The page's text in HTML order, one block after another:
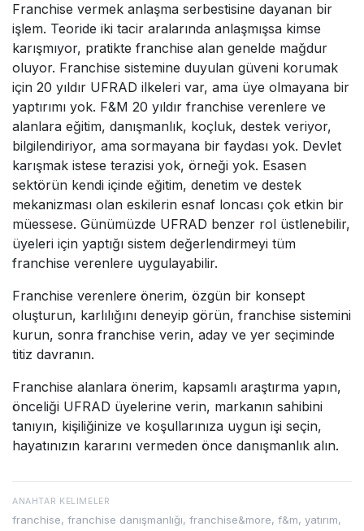
Franchise vermek anlaşma serbestisine dayanan bir
işlem. Teoride iki tacir aralarında anlaşmışsa kimse
karışmıyor, pratikte franchise alan genelde mağdur
oluyor. Franchise sistemine duyulan güveni korumak
için 20 yıldır UFRAD ilkeleri var, ama üye olmayana bir
yaptırımı yok. F&M 20 yıldır franchise verenlere ve
alanlara eğitim, danışmanlık, koçluk, destek veriyor,
bilgilendiriyor, ama sormayana bir faydası yok. Devlet
karışmak istese terazisi yok, örneği yok. Esasen
sektörün kendi içinde eğitim, denetim ve destek
mekanizması olan eskilerin esnaf loncası çok etkin bir
müessese. Günümüzde UFRAD benzer rol üstlenebilir,
üyeleri için yaptığı sistem değerlendirmeyi tüm
franchise verenlere uygulayabilir.
Franchise verenlere önerim, özgün bir konsept
oluşturun, karlılığını deneyip görün, franchise sistemini
kurun, sonra franchise verin, aday ve yer seçiminde
titiz davranın.
Franchise alanlara önerim, kapsamlı araştırma yapın,
önceliği UFRAD üyelerine verin, markanın sahibini
tanıyın, kişiliğinize ve koşullarınıza uygun işi seçin,
hayatınızın kararını vermeden önce danışmanlık alın.
ANAHTAR KELIMELER
franchise, franchise danışmanlığı, franchise&more, f&m, yatırım,